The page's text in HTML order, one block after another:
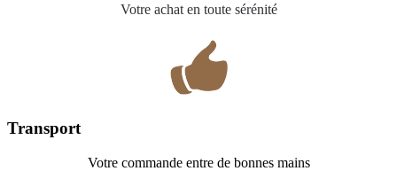
Votre achat en toute sérénité
Transport
Votre commande entre de bonnes mains